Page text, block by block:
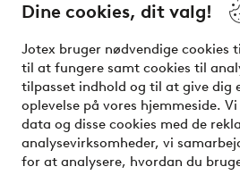
Dine cookies, dit valg!
Jotex bruger nødvendige cookies
til at fungere samt cookies til
tilpasset indhold og til at give dig
oplevelse på vores hjemmeside.
data og disse cookies med de
analysevirksomheder, vi
for at analysere, hvordan du
Vilkår
Venner
Sikre betalinger - betal
Vil du vide mere om vores